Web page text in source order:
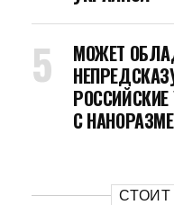
МОЖЕТ
С